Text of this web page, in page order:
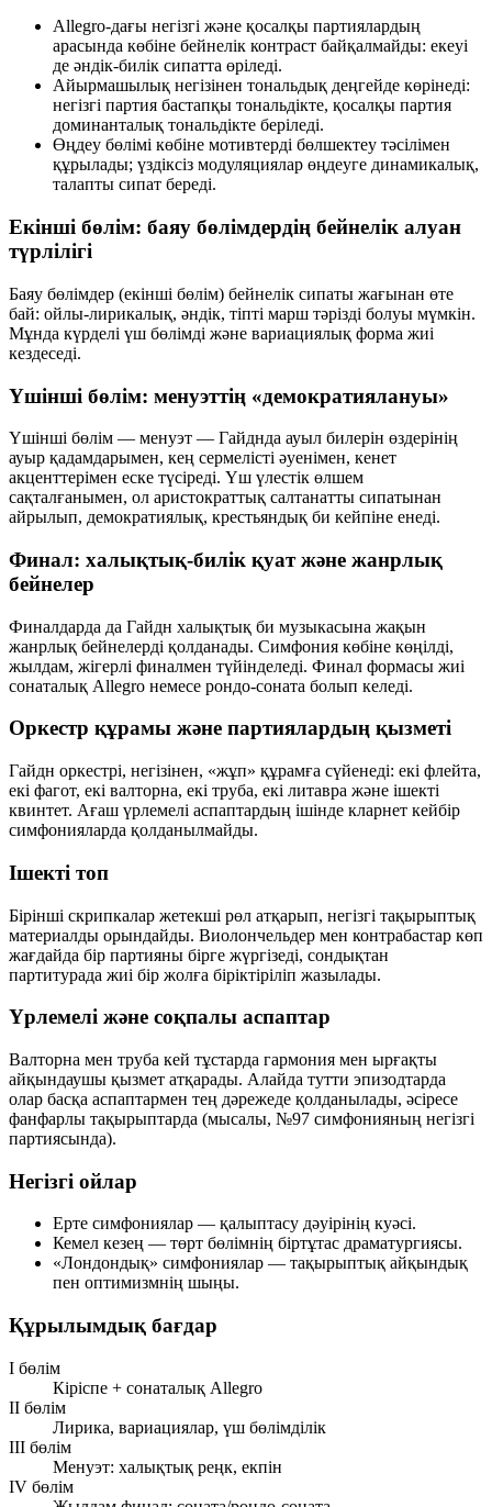
Allegro-дағы негізгі және қосалқы партиялардың
арасында көбіне бейнелік контраст байқалмайды: екеуі
де әндік-билік сипатта өріледі.
Айырмашылық негізінен тональдық деңгейде көрінеді:
негізгі партия бастапқы тональдікте, қосалқы партия
доминанталық тональдікте беріледі.
Өңдеу бөлімі көбіне мотивтерді бөлшектеу тәсілімен
құрылады; үздіксіз модуляциялар өңдеуге динамикалық,
талапты сипат береді.
Екінші бөлім: баяу бөлімдердің бейнелік алуан
түрлілігі
Баяу бөлімдер (екінші бөлім) бейнелік сипаты жағынан өте
бай: ойлы-лирикалық, әндік, тіпті марш тәрізді болуы мүмкін.
Мұнда күрделі үш бөлімді және вариациялық форма жиі
кездеседі.
Үшінші бөлім: менуэттің «демократиялануы»
Үшінші бөлім — менуэт — Гайднда ауыл билерін өздерінің
ауыр қадамдарымен, кең сермелісті әуенімен, кенет
акценттерімен еске түсіреді. Үш үлестік өлшем
сақталғанымен, ол аристократтық салтанатты сипатынан
айрылып, демократиялық, крестьяндық би кейпіне енеді.
Финал: халықтық-билік қуат және жанрлық
бейнелер
Финалдарда да Гайдн халықтық би музыкасына жақын
жанрлық бейнелерді қолданады. Симфония көбіне көңілді,
жылдам, жігерлі финалмен түйінделеді. Финал формасы жиі
сонаталық Allegro немесе рондо-соната болып келеді.
Оркестр құрамы және партиялардың қызметі
Гайдн оркестрі, негізінен, «жұп» құрамға сүйенеді: екі флейта,
екі фагот, екі валторна, екі труба, екі литавра және ішекті
квинтет. Ағаш үрлемелі аспаптардың ішінде кларнет кейбір
симфонияларда қолданылмайды.
Ішекті топ
Бірінші скрипкалар жетекші рөл атқарып, негізгі тақырыптық
материалды орындайды. Виолончельдер мен контрабастар көп
жағдайда бір партияны бірге жүргізеді, сондықтан
партитурада жиі бір жолға біріктіріліп жазылады.
Үрлемелі және соқпалы аспаптар
Валторна мен труба кей тұстарда гармония мен ырғақты
айқындаушы қызмет атқарады. Алайда тутти эпизодтарда
олар басқа аспаптармен тең дәрежеде қолданылады, әсіресе
фанфарлы тақырыптарда (мысалы, №97 симфонияның негізгі
партиясында).
Негізгі ойлар
Ерте симфониялар — қалыптасу дәуірінің куәсі.
Кемел кезең — төрт бөлімнің біртұтас драматургиясы.
«Лондондық» симфониялар — тақырыптық айқындық
пен оптимизмнің шыңы.
Құрылымдық бағдар
I бөлім
Кіріспе + сонаталық Allegro
II бөлім
Лирика, вариациялар, үш бөлімділік
III бөлім
Менуэт: халықтық реңк, екпін
IV бөлім